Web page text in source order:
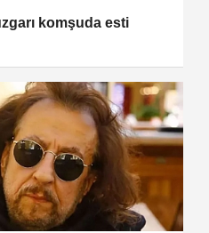
komşuda esti